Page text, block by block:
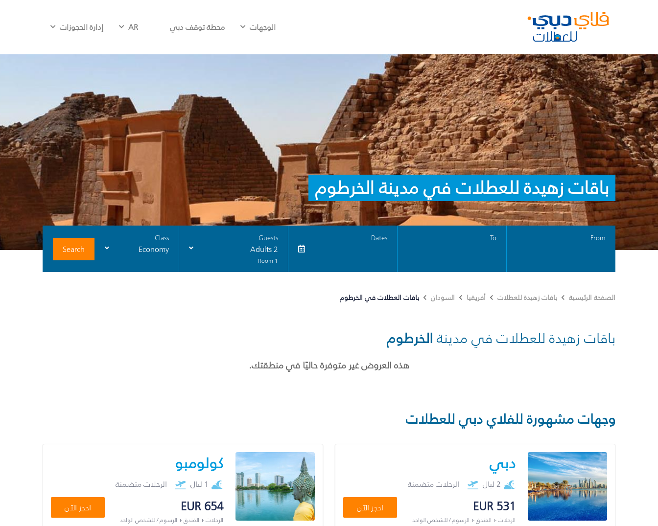
الوجهات محطة توقف دبي AR إدارة الحجوزات
باقات زهيدة للعطلات في مدينة الخرطوم
From
To
Dates
Guests
2 Adults
1 Room
Class
Economy
Search
الصفحة الرئيسية باقات زهيدة للعطلات أفريقيا السودان باقات العطلات في الخرطوم
باقات زهيدة للعطلات في مدينة الخرطوم
هذه العروض غير متوفرة حاليًا في منطقتك.
وجهات مشهورة للفلاي دبي للعطلات
دبي
2 ليال الرحلات متضمنة
EUR 531
الرحلات + الفندق + الرسوم / للشخص الواحد
احجز الآن
كولومبو
1 ليال الرحلات متضمنة
EUR 654
الرحلات + الفندق + الرسوم / للشخص الواحد
احجز الآن